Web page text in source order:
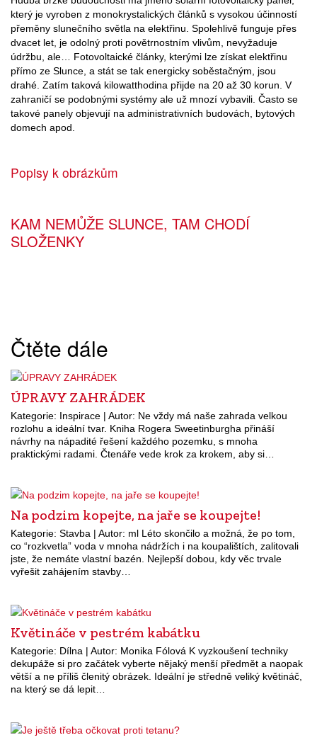
který je vyroben z monokrystalických článků s vysokou účinností
přeměny slunečního světla na elektřinu. Spolehlivě funguje přes
dvacet let, je odolný proti povětrnostním vlivům, nevyžaduje
údržbu, ale… Fotovoltaické články, kterými lze získat elektřinu
přímo ze Slunce, a stát se tak energicky soběstačným, jsou
drahé. Zatím taková kilowatthodina přijde na 20 až 30 korun. V
zahraničí se podobnými systémy ale už mnozí vybavili. Často se
takové panely objevují na administrativních budovách, bytových
domech apod.
Popisy k obrázkům
KAM NEMŮŽE SLUNCE, TAM CHODÍ
SLOŽENKY
Čtěte dále
ÚPRAVY ZAHRÁDEK
Kategorie: Inspirace | Autor: Ne vždy má naše zahrada velkou
rozlohu a ideální tvar. Kniha Rogera Sweetinburgha přináší
návrhy na nápadité řešení každého pozemku, s mnoha
praktickými radami. Čtenáře vede krok za krokem, aby si…
Na podzim kopejte, na jaře se koupejte!
Kategorie: Stavba | Autor: ml Léto skončilo a možná, že po tom,
co “rozkvetla” voda v mnoha nádržích i na koupalištích, zalitovali
jste, že nemáte vlastní bazén. Nejlepší dobou, kdy věc trvale
vyřešit zahájením stavby…
Květináče v pestrém kabátku
Kategorie: Dílna | Autor: Monika Fólová K vyzkoušení techniky
dekupáže si pro začátek vyberte nějaký menší předmět a naopak
větší a ne příliš členitý obrázek. Ideální je středně veliký květináč,
na který se dá lepit…